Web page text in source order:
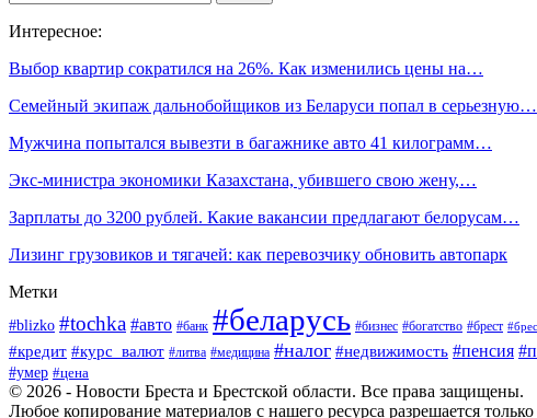
Интересное:
Выбор квартир сократился на 26%. Как изменились цены на…
Семейный экипаж дальнобойщиков из Беларуси попал в серьезную…
Мужчина попытался вывезти в багажнике авто 41 килограмм…
Экс-министра экономики Казахстана, убившего свою жену,…
Зарплаты до 3200 рублей. Какие вакансии предлагают белорусам…
Лизинг грузовиков и тягачей: как перевозчику обновить автопарк
Метки
#blizko #tochka #авто #банк #беларусь #бизнес #богатство #брест
#кредит #курс_валют #литва #медицина #налог #недвижимость #пенсия
#умер #цена
© 2026 - Новости Бреста и Брестской области. Все права защищены.
Любое копирование материалов с нашего ресурса разрешается